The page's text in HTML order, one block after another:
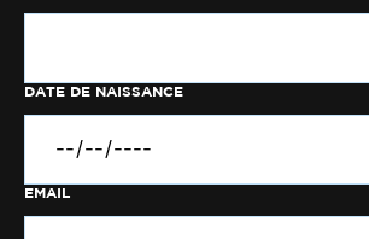
DATE DE NAISSANCE
EMAIL